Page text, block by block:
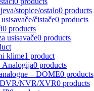
stopice/ostalo0 products
čistače0 products
0 products
usisavače0 products
klime1 product
Analogija0 products
– DOME0 products
DVR/NVR/XVR0 products